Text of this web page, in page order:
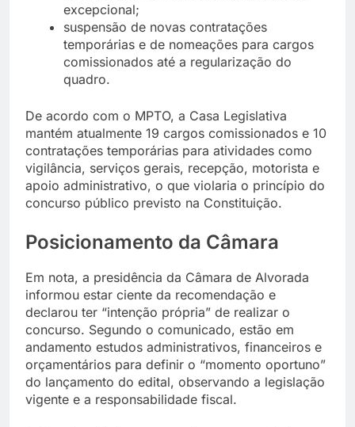
excepcional;
suspensão de novas contratações
temporárias e de nomeações para cargos
comissionados até a regularização do
quadro.
De acordo com o MPTO, a Casa Legislativa
mantém atualmente 19 cargos comissionados e 10
contratações temporárias para atividades como
vigilância, serviços gerais, recepção, motorista e
apoio administrativo, o que violaria o princípio do
concurso público previsto na Constituição.
Posicionamento da Câmara
Em nota, a presidência da Câmara de Alvorada
informou estar ciente da recomendação e
declarou ter “intenção própria” de realizar o
concurso. Segundo o comunicado, estão em
andamento estudos administrativos, financeiros e
orçamentários para definir o “momento oportuno”
do lançamento do edital, observando a legislação
vigente e a responsabilidade fiscal.